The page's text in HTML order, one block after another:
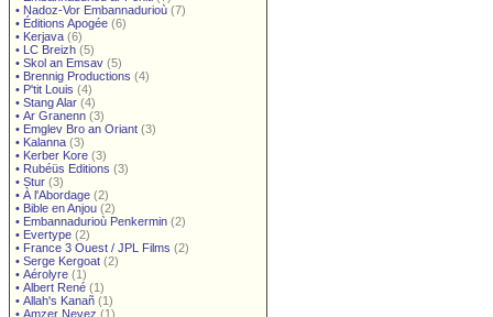
• Nadoz-Vor Embannadurioù (7)
• Éditions Apogée (6)
• Kerjava (6)
• LC Breizh (5)
• Skol an Emsav (5)
• Brennig Productions (4)
• P'tit Louis (4)
• Stang Alar (4)
• Ar Granenn (3)
• Emglev Bro an Oriant (3)
• Kalanna (3)
• Kerber Kore (3)
• Rubéüs Editions (3)
• Stur (3)
• À l'Abordage (2)
• Bible en Anjou (2)
• Embannadurioù Penkermin (2)
• Evertype (2)
• France 3 Ouest / JPL Films (2)
• Serge Kergoat (2)
• Aérolyre (1)
• Albert René (1)
• Allah's Kanañ (1)
• Amzer Nevez (1)